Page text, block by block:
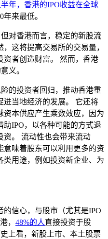
年，香港的IPO收益在全球
年来最低。
对香港而言，稳定的新股流
这将提高交易所的交易量，
资者创造财富。 然而，香港
义。
的投资者回归，推动香港重
进当地经济的发展。 它还将
资本供应产生乘数效应，因为
IPO，以各种可能的方式退
资。 流动性也会带来流动
味着股东可以利用更多的资
类用途，例如投资新企业、为
信心，与股市（尤其是IPO
， 48%的人直接投资于股
上看，新股上市、本土股票